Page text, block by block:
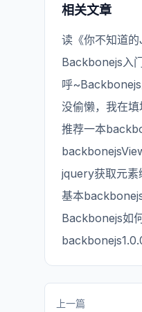
相关文章
读《你不知道
Backbonejs入
呼
没偷懒，我在
推荐一本
jquery获取元素
基本
Backbonejs如
上一篇